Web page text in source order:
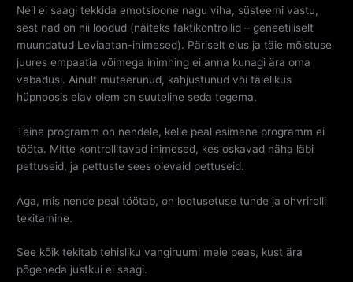
Neil ei saagi tekkida emotsioone nagu viha, süsteemi vastu,
sest nad on nii loodud (näiteks faktikontrollid – geneetiliselt
muundatud Leviaatan-inimesed). Päriselt elus ja täie mõistuse
juures empaatia võimega inimhing ei anna kunagi ära oma
vabadusi. Ainult muteerunud, kahjustunud või täielikus
hüpnoosis elav olem on suuteline seda tegema.
Teine programm on nendele, kelle peal esimene programm ei
tööta. Mitte kontrollitavad inimesed, kes oskavad näha läbi
pettuseid, ja pettuste sees olevaid pettuseid.
Aga, mis nende peal töötab, on lootusetuse tunde ja ohvrirolli
tekitamine.
See kõik tekitab tehisliku vangiruumi meie peas, kust ära
põgeneda justkui ei saagi.